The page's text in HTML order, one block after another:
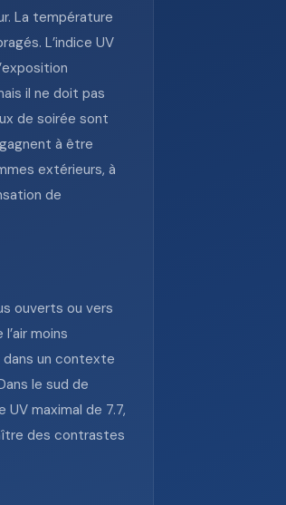
La température
L’indice UV
il ne doit pas
de soirée sont
à être
extérieurs, à
de
ouverts ou vers
moins
dans un contexte
le sud de
maximal de 7.7,
des contrastes